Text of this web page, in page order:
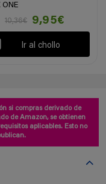
ONE
10,36€
9,95€
Ir al chollo
si compras derivado de
de Amazon, se obtienen
aplicables. Esto no